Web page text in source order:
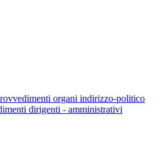
organi indirizzo-politico
dirigenti - amministrativi